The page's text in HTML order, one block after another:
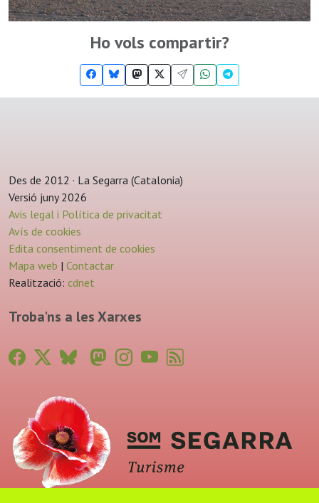
Ho vols compartir?
Des de 2012 · La Segarra (Catalonia)
Versió juny 2026
Avis legal i Política de privacitat
Avís de cookies
Edita consentiment de cookies
Mapa web | Contactar
Realització: cdnet
Troba'ns a les Xarxes